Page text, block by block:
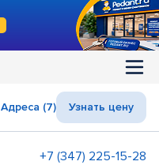
Адреса (7) Узнать цену
+7 (347) 225-15-28